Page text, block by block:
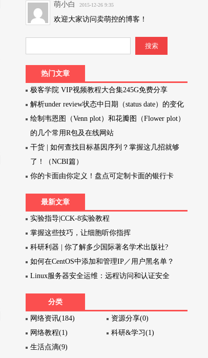
萌小白
2015-12-26 9:35
欢迎大家访问卖萌控的博客！
热门文章
极客学院 VIP视频教程大合集245G免费分享
解析under review状态中日期（status date）的变化
绘制韦恩图（Venn plot）和花瓣图（Flower plot）
的几个常用R包及在线网站
干货 | 如何查找目标基因序列？掌握这几招就够
了！（NCBI篇）
你的卡面由你定义！盘点可定制卡面的银行卡
最新文章
实验指导|CCK-8实验教程
掌握这些技巧，让细胞听你指挥
科研利器 | 你了解多少国际著名学术出版社?
如何在CentOS中添加和管理IP／用户黑名单？
Linux服务器安全运维：远程访问和认证安全
分类
网络资讯(184)
资源分享(0)
网络教程(1)
科研&学习(1)
生活点滴(9)